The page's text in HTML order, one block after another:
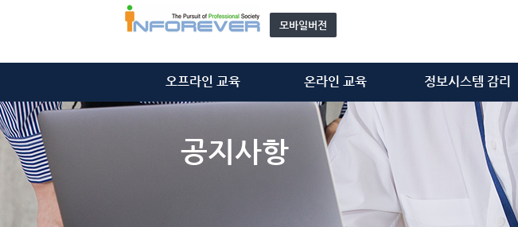
모바일버전
오프라인 교육
정보시스템감리사
ISMS-P 심사원
온라인 교육
정보처리기술사
정보시스템감리사
ISMS-P 심사원
개인정보관리사(CPPG)
기타 동영상
정보시스템 감리
감리 개요 및 법령
감리서비스 범위
감리서비스 수행절차
감리원 Pool 소개&신청
감리 및 정보보호공시 의뢰
공지사항